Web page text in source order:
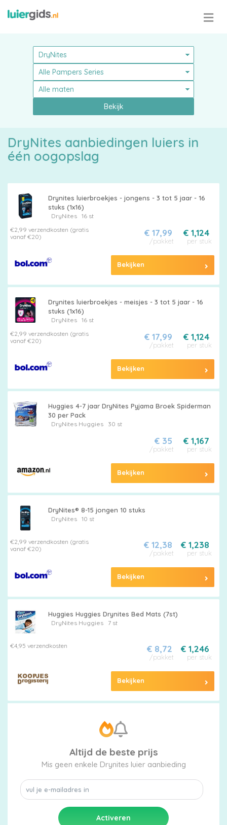
Pampers
Alle
luiers
Luierbroekjes
Billendoekjes
Maten
&
Series
vergelijken
Bekijk
DryNites aanbiedingen luiers in
één oogopslag
Drynites luierbroekjes - jongens - 3 tot 5 jaar - 16
stuks (1x16)
DryNites
16 st
€2,99 verzendkosten (gratis
vanaf €20)
€ 1,124
per stuk
€ 17,99
/pakket
Bekijken
Drynites luierbroekjes - meisjes - 3 tot 5 jaar - 16
stuks (1x16)
DryNites
16 st
€2,99 verzendkosten (gratis
vanaf €20)
€ 1,124
per stuk
€ 17,99
/pakket
Bekijken
Huggies 4-7 jaar DryNites Pyjama Broek Spiderman
30 per Pack
DryNites Huggies 30 st
€ 1,167
per stuk
€ 35
/pakket
Bekijken
DryNites® 8-15 jongen 10 stuks
DryNites 10 st
€2,99 verzendkosten (gratis
vanaf €20)
€ 1,238
per stuk
€ 12,38
/pakket
Bekijken
Huggies Huggies Drynites Bed Mats (7st)
DryNites Huggies 7 st
€4,95 verzendkosten € 1,246
per stuk
€ 8,72
/pakket
Bekijken
Altijd de beste prijs
Mis geen enkele Drynites luier aanbieding